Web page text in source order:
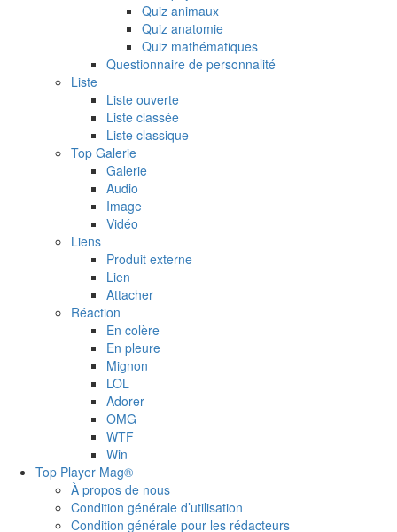
Quiz animaux
Quiz anatomie
Quiz mathématiques
Questionnaire de personnalité
Liste
Liste ouverte
Liste classée
Liste classique
Top Galerie
Galerie
Audio
Image
Vidéo
Liens
Produit externe
Lien
Attacher
Réaction
En colère
En pleure
Mignon
LOL
Adorer
OMG
WTF
Win
Top Player Mag®
À propos de nous
Condition générale d’utilisation
Condition générale pour les rédacteurs